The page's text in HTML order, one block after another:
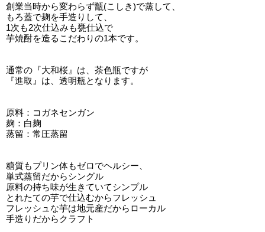
創業当時から変わらず甑(こしき)で蒸して、
もろ蓋で麹を手造りして、
1次も2次仕込みも甕仕込で
芋焼酎を造るこだわりの1本です。
通常の『大和桜』は、茶色瓶ですが
『進取』は、透明瓶となります。
原料：コガネセンガン
麹：白麹
蒸留：常圧蒸留
糖質もプリン体もゼロでヘルシー、
単式蒸留だからシングル
原料の持ち味が生きていてシンプル
とれたての芋で仕込むからフレッシュ
フレッシュな芋は地元産だからローカル
手造りだからクラフト